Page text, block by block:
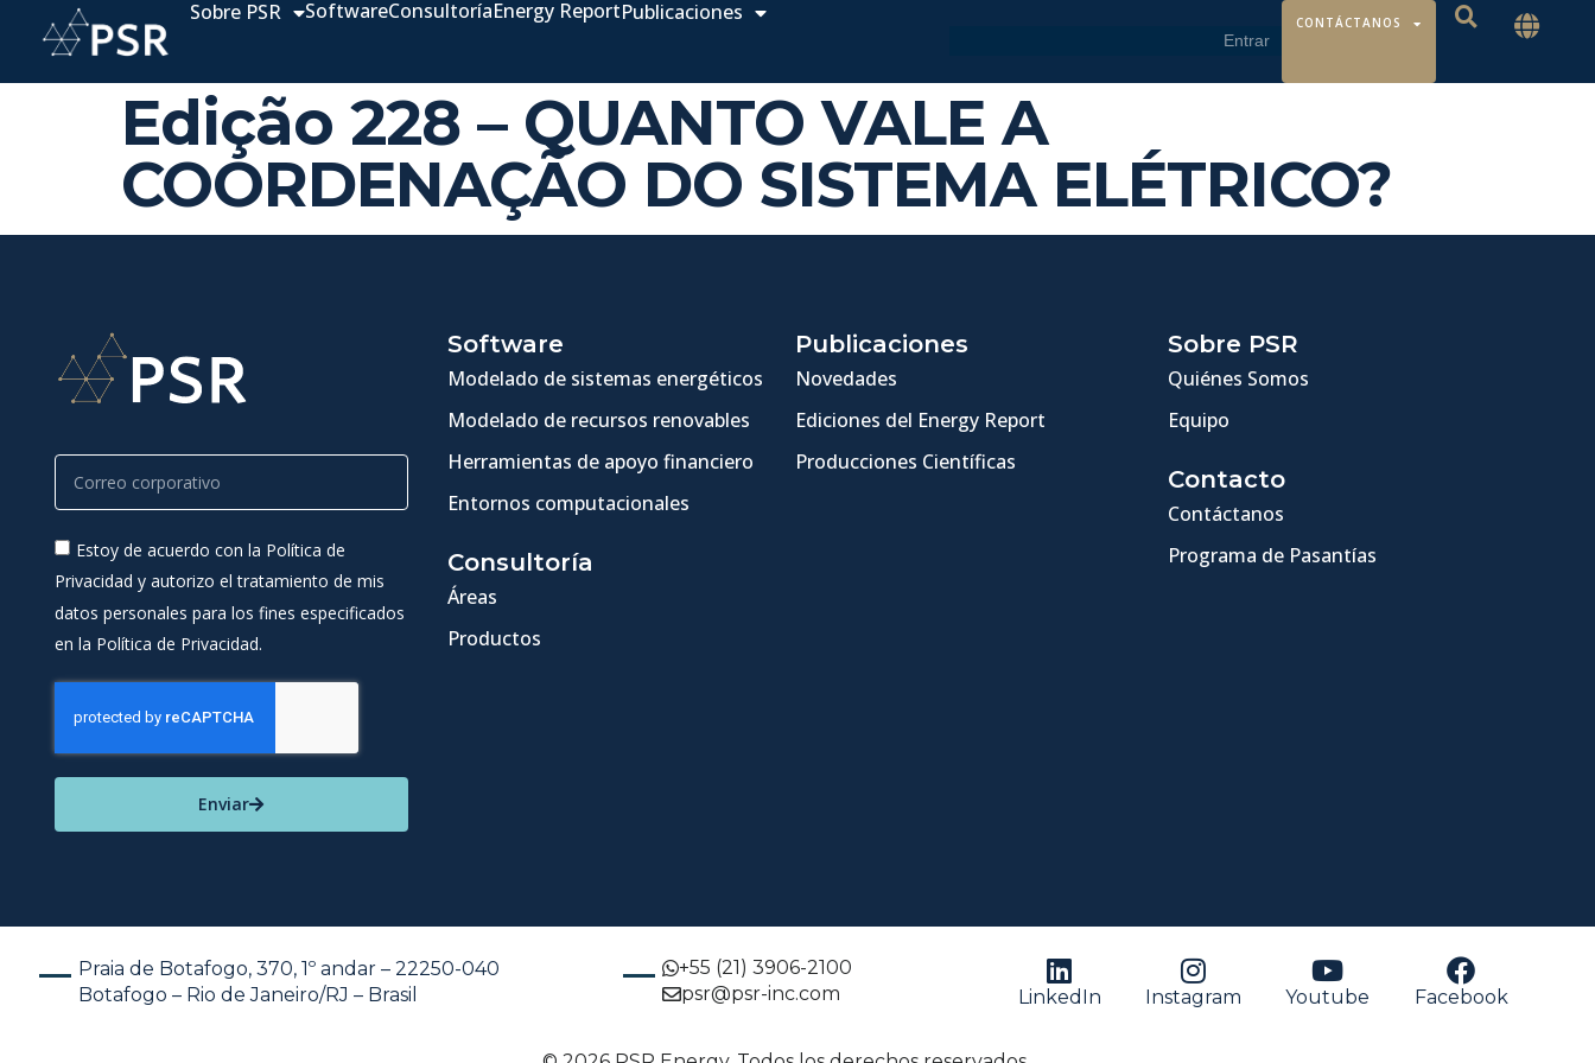
Sobre PSR SoftwareConsultoríaEnergy ReportPublicaciones CONTÁCTANOS
Edição 228 – QUANTO VALE A
COORDENAÇÃO DO SISTEMA ELÉTRICO?
Estoy de acuerdo con la Política de
Privacidad y autorizo el tratamiento de mis
datos personales para los fines especificados
en la Política de Privacidad.
Enviar
Software
Modelado de sistemas energéticos
Modelado de recursos renovables
Herramientas de apoyo financiero
Entornos computacionales
Consultoría
Áreas
Productos
Publicaciones
Novedades
Ediciones del Energy Report
Producciones Científicas
Sobre PSR
Quiénes Somos
Equipo
Contacto
Contáctanos
Programa de Pasantías
Praia de Botafogo, 370, 1º andar – 22250-040
Botafogo – Rio de Janeiro/RJ – Brasil
+55 (21) 3906-2100
psr@psr-inc.com
LinkedIn Instagram Youtube Facebook